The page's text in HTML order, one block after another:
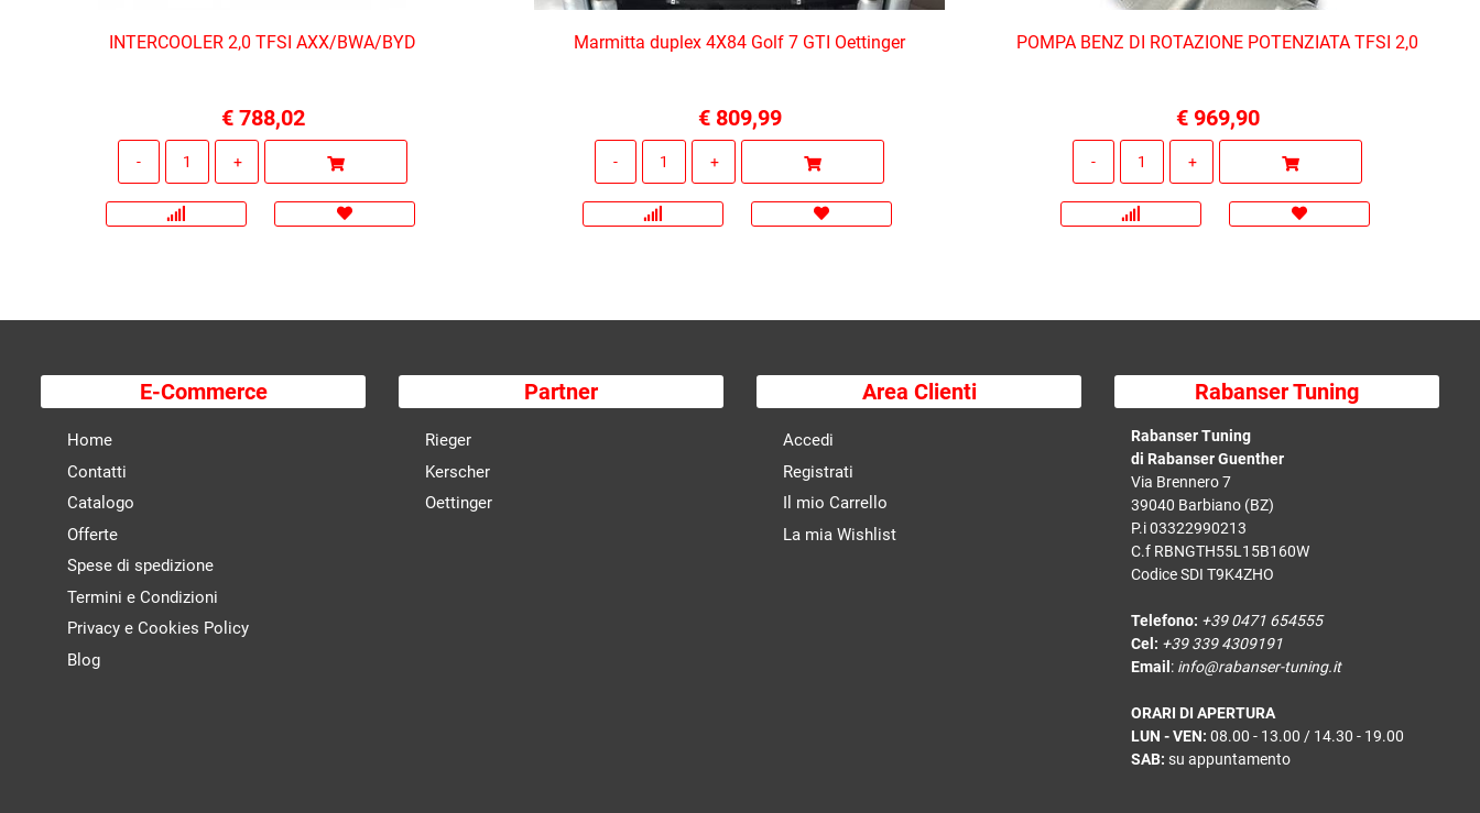
INTERCOOLER 2,0 TFSI AXX/BWA/BYD
€ 788,02
Marmitta duplex 4X84 Golf 7 GTI Oettinger
€ 809,99
POMPA BENZ DI ROTAZIONE POTENZIATA TFSI 2,0
€ 969,90
E-Commerce
Home
Contatti
Catalogo
Offerte
Spese di spedizione
Termini e Condizioni
Privacy e Cookies Policy
Blog
Partner
Rieger
Kerscher
Oettinger
Area Clienti
Accedi
Registrati
Il mio Carrello
La mia Wishlist
Rabanser Tuning
Rabanser Tuning
di Rabanser Guenther
Via Brennero 7
39040 Barbiano (BZ)
P.i 03322990213
C.f RBNGTH55L15B160W
Codice SDI T9K4ZHO
Telefono: +39 0471 654555
Cel: +39 339 4309191
Email : info@rabanser-tuning.it
ORARI DI APERTURA
LUN - VEN: 08.00 - 13.00 / 14.30 - 19.00
SAB: su appuntamento